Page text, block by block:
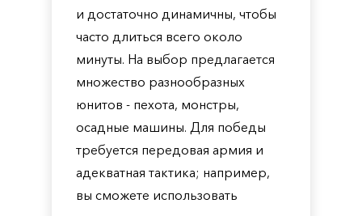
и достаточно динамичны, чтобы
часто длиться всего около
минуты. На выбор предлагается
множество разнообразных
юнитов - пехота, монстры,
осадные машины. Для победы
требуется передовая армия и
адекватная тактика; например,
вы сможете использовать